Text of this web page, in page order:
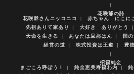
花咲爺の詩
花咲爺さんニッコニコ 赤ちゃん にこに
先祖ありて家あり
大好き ありがとう
天命を生きる
あなたは旦那はん 国
経営の道
株式投資は王道 豊
招福純金
まごころ呼ぼう！ 純金恵美寿福わ内